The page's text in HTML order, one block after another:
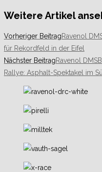
Weitere Artikel
Vorheriger BeitragRavenol
für Rekordfeld in der Eifel
Nächster BeitragRavenol
Rallye: Asphalt-Spektakel im